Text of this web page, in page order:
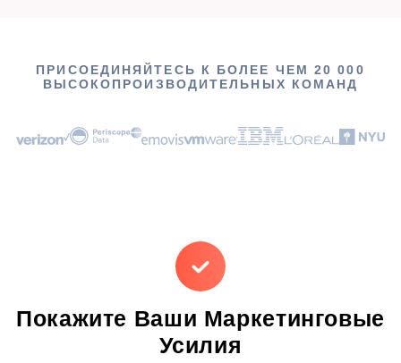
ПРИСОЕДИНЯЙТЕСЬ К БОЛЕЕ ЧЕМ 20 000
ВЫСОКОПРОИЗВОДИТЕЛЬНЫХ КОМАНД
Покажите Ваши Маркетинговые
Усилия